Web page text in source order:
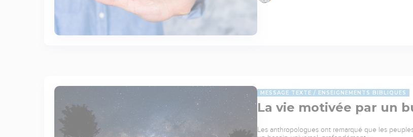
MESSAGE TEXTE ENSEIGNEMENTS BIBLIQUES
La vie motivée par un
Les anthropologues ont remarqué que les